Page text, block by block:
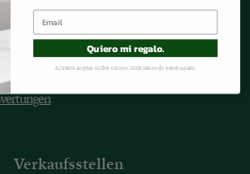
die Nutzung
Verkaufsstellen
Quiero mi regalo.
Al unirte aceptas recibir correos electrónicos de nuestra parte.